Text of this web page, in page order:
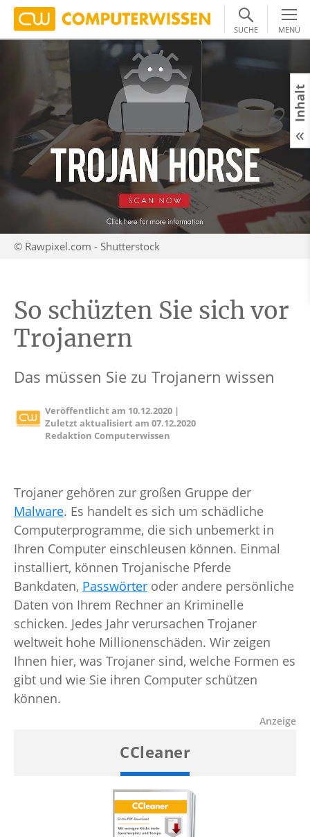
SUCHE MENÜ
© Rawpixel.com - Shutterstock
So schüzten Sie sich vor
Trojanern
Das müssen Sie zu Trojanern wissen
Veröffentlicht am 10.12.2020 |
Zuletzt aktualisiert am07.12.2020
Redaktion Computerwissen
Trojaner gehören zur großen Gruppe der
Malware. Es handelt es sich um schädliche
Computerprogramme, die sich unbemerkt in
Ihren Computer einschleusen können. Einmal
installiert, können Trojanische Pferde
Bankdaten, Passwörter oder andere persönliche
Daten von Ihrem Rechner an Kriminelle
schicken. Jedes Jahr verursachen Trojaner
weltweit hohe Millionenschäden. Wir zeigen
Ihnen hier, was Trojaner sind, welche Formen es
gibt und wie Sie ihren Computer schützen
können.
Inhalt